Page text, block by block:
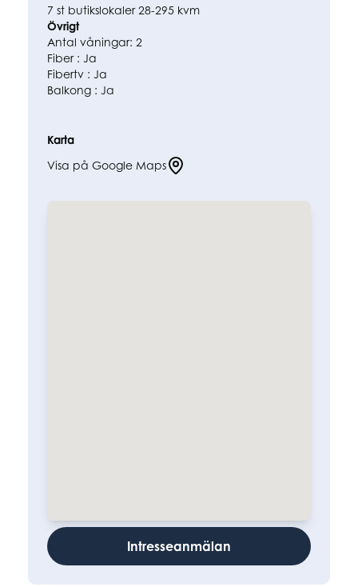
7 st butikslokaler 28-295 kvm
Övrigt
Antal våningar:2
Fiber: Ja
Fibertv : Ja
Balkong : Ja
Karta
Visa på Google Maps
Intresseanmälan